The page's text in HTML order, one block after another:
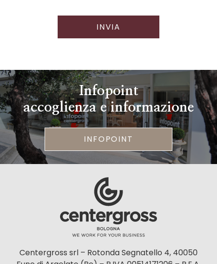
INVIA
Infopoint
accoglienza e informazione
INFOPOINT
Centergross srl – Rotonda Segnatello 4, 40050